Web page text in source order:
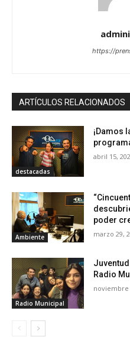
https://
ARTÍCULOS RELACIONADOS
destacadas
¡Damos
abril 15,
Ambiente
poder
marzo 29,
Radio Municipal
Radio
noviembre